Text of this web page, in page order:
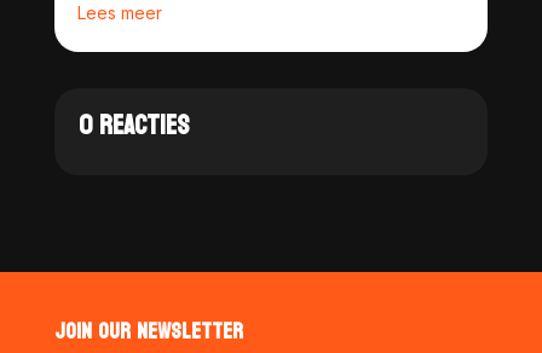
Lees meer
0 REACTIES
JOIN OUR NEWSLETTER